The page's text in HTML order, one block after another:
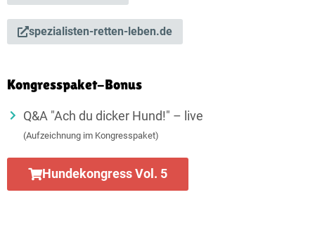
spezialisten-retten-leben.de
Kongresspaket-Bonus
Q&A "Ach du dicker Hund!" – live
(Aufzeichnung im Kongresspaket)
Hundekongress Vol. 5